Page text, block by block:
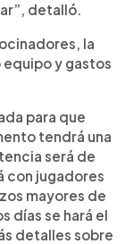
detalló.
la
equipo y gastos
para que
tendrá una
será de
con jugadores
mayores de
días se hará el
detalles sobre